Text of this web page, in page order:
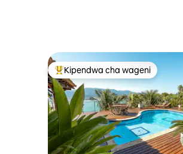
Kipendwa maarufu cha wageni
Kipendwa cha wageni